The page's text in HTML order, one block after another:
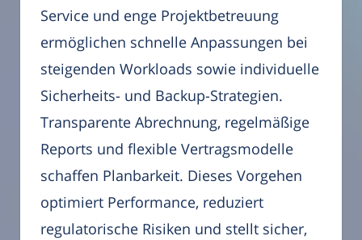
Service und enge Projektbetreuung
ermöglichen schnelle Anpassungen bei
steigenden Workloads sowie individuelle
Sicherheits- und Backup-Strategien.
Transparente Abrechnung, regelmäßige
Reports und flexible Vertragsmodelle
schaffen Planbarkeit. Dieses Vorgehen
optimiert Performance, reduziert
regulatorische Risiken und stellt sicher,